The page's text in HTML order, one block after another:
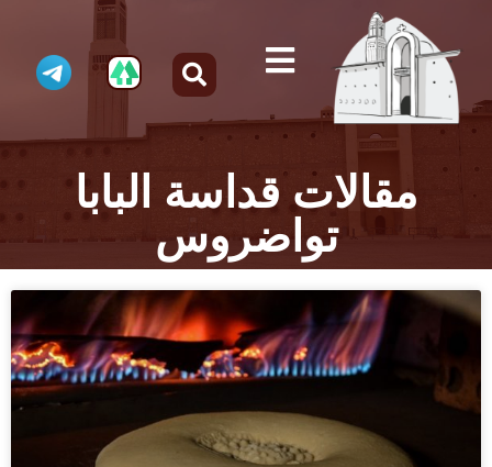
مقالات قداسة البابا
تواضروس